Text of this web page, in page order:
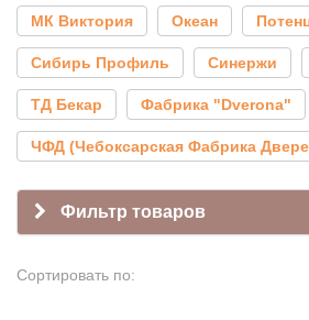
МК Виктория Океан
Сибирь Профиль Синержи
ТД Бекар Фабрика "Dverona"
ЧФД (Чебоксарская Фабрика
Фильтр товаров
Сортировать по: